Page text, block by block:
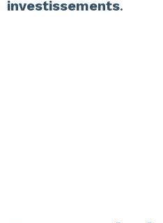
investissements.